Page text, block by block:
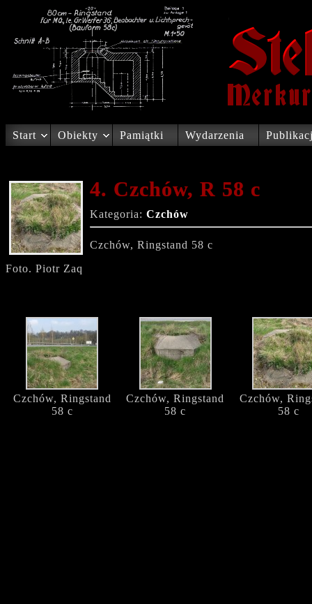
Start Obiekty Pamiątki Wydarzenia
4. Czchów, R 58 c
Kategoria: Czchów
Czchów, Ringstand 58 c
Foto. Piotr Zaq
Czchów, Ringstand
58 c
Czchów, Ringstand
58 c
Czchów,
58 c